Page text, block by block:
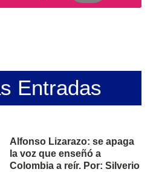
Entradas
Alfonso Lizarazo: se apaga
la voz que enseñó a
Colombia a reír. Por: Silverio